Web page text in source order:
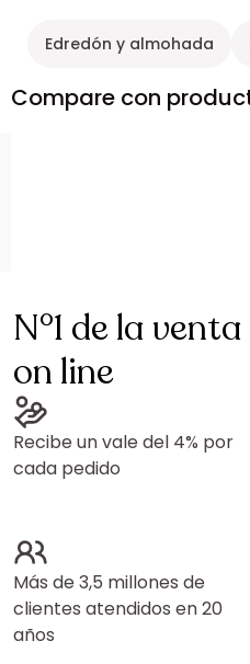
Edredón y almohada
Compare con
N°1 de la
on line
Recibe un vale del 4% por
cada pedido
Más de 3,5 millones de
clientes atendidos en 20
años